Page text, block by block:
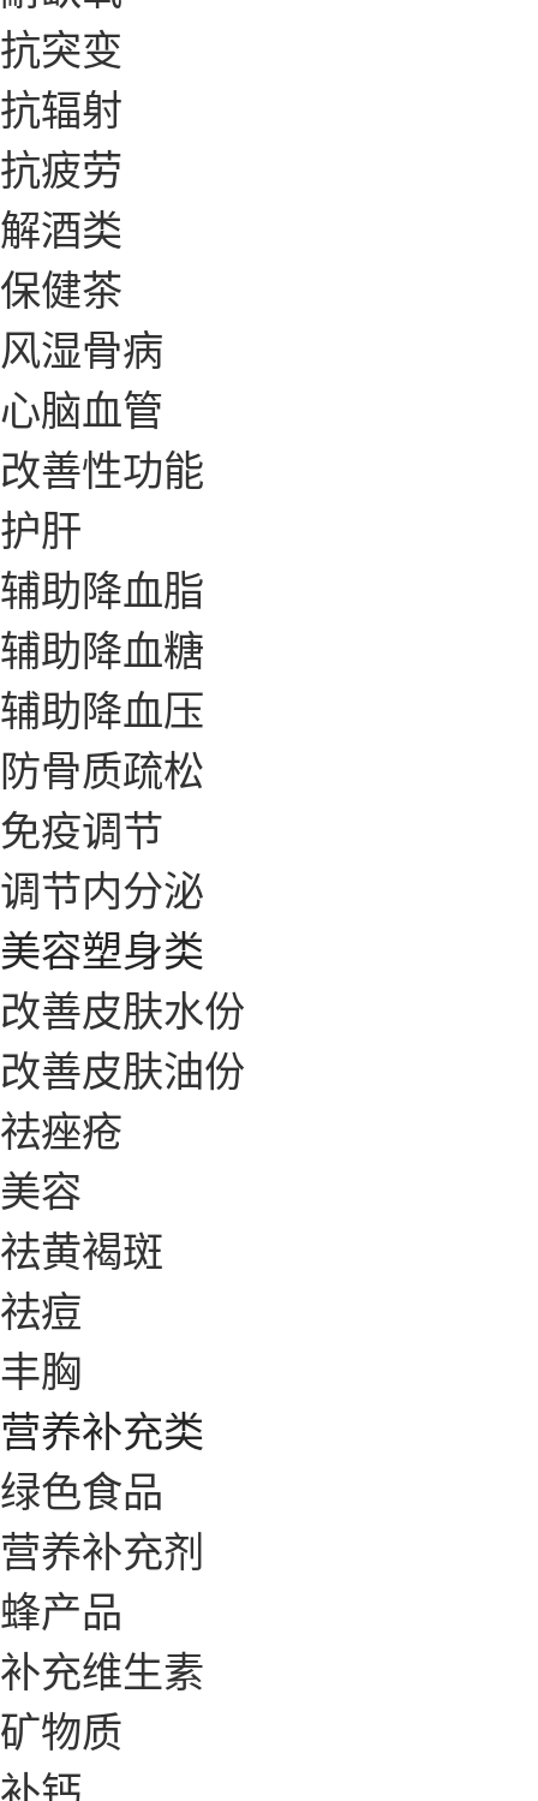
抗突变
抗辐射
抗疲劳
解酒类
保健茶
风湿骨病
心脑血管
改善性功能
护肝
辅助降血脂
辅助降血糖
辅助降血压
防骨质疏松
免疫调节
调节内分泌
美容塑身类
改善皮肤水份
改善皮肤油份
祛痤疮
美容
祛黄褐斑
祛痘
丰胸
营养补充类
绿色食品
营养补充剂
蜂产品
补充维生素
矿物质